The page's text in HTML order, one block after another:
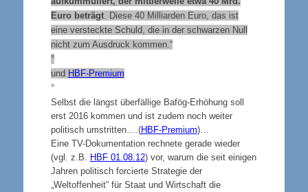
Euro beträgt. Diese 40 Milliarden Euro, das ist
eine versteckte Schuld, die in der schwarzen Null
nicht zum Ausdruck kommen.“
°
und HBF-Premium
°
Selbst die längst überfällige Bafög-Erhöhung soll
erst 2016 kommen und ist zudem noch weiter
politisch umstritten….(HBF-Premium)…
Eine TV-Dokumentation rechnete gerade wieder
(vgl. z.B. HBF 01.08.12) vor, warum die seit einigen
Jahren politisch forcierte Strategie der
„Weltoffenheit“ für Staat und Wirtschaft die